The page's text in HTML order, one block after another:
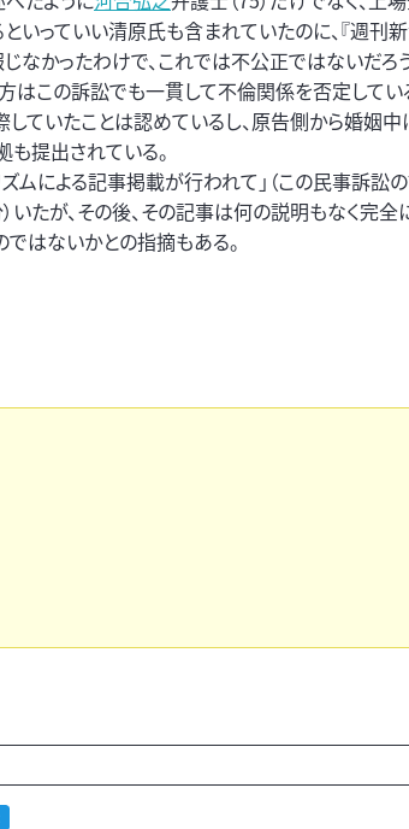
いっていい清原氏も含まれていたのに、『週刊
なかったわけで、これでは不公正ではないだろ
はこの訴訟でも一貫して不倫関係を否定してい
ていたことは認めているし、原告側から婚姻中
提出されている。
ムによる記事掲載が行われて」（この民事訴訟
たが、その後、その記事は何の説明もなく完全
はないかとの指摘もある。